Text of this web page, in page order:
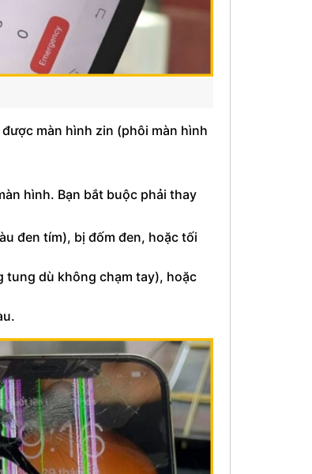
màn hình zin (phôi màn hình
hình. Bạn bắt buộc phải thay
đen tím), bị đốm đen, hoặc tối
tung dù không chạm tay), hoặc